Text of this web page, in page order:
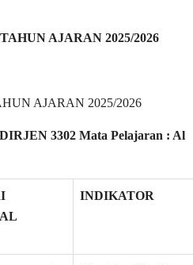
AJARAN 2025/2026
AJARAN 2025/2026
3302 Mata Pelajaran : Al
INDIKATOR